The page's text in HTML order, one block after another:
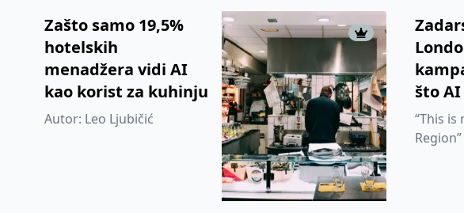
Zašto samo 19,5%
hotelskih
menadžera vidi AI
kao korist za kuhinju
Autor: Leo Ljubičić
što
“This is
Region”